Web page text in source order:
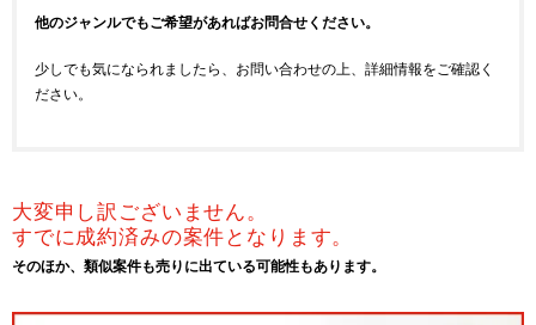
他のジャンルでもご希望があればお問合せください。
少しでも気になられましたら、お問い合わせの上、詳細情報をご確認く
ださい。
大変申し訳ございません。
すでに成約済みの案件となります。
そのほか、類似案件も売りに出ている可能性もあります。